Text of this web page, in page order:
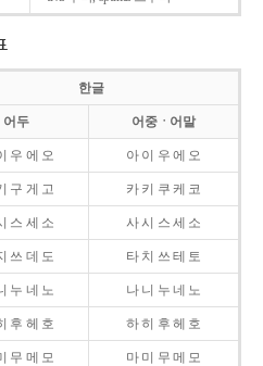
한글
어두 어중ㆍ어말
우 에 오 아 이 우 에 오
구 게 고 카 키 쿠 케 코
스 세 소 사 시 스 세 소
쓰 데 도 타 치 쓰 테 토
누 네 노 나 니 누 네 노
후 헤 호 하 히 후 헤 호
무 메 모 마 미 무 메 모